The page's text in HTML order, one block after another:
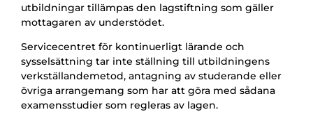
utbildningar tillämpas den lagstiftning som gäller
mottagaren av understödet.
Servicecentret för kontinuerligt lärande och
sysselsättning tar inte ställning till utbildningens
verkställandemetod, antagning av studerande eller
övriga arrangemang som har att göra med sådana
examensstudier som regleras av lagen.